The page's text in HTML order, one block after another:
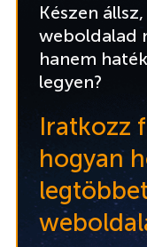
Készen
weboldalad
hanem
legyen?
Iratkozz
hogyan